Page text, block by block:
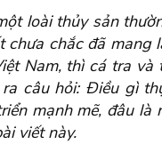
loài thủy sản
chưa chắc đã
Nam, thì cá tra
câu hỏi: Điều gì
mạnh mẽ, đâu
viết này.